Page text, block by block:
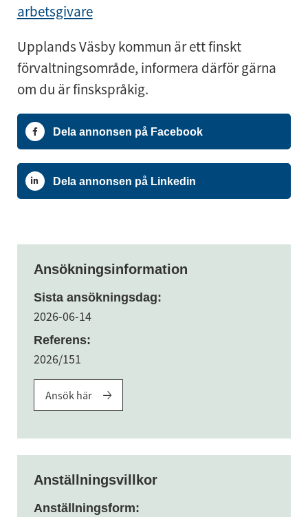
arbetsgivare
Upplands Väsby kommun är ett finskt
förvaltningsområde, informera därför gärna
om du är finskspråkig.
Dela annonsen på Facebook
Dela annonsen på Linkedin
Ansökningsinformation
Sista ansökningsdag:
2026-06-14
Referens:
2026/151
Ansök här
Anställningsvillkor
Anställningsform: